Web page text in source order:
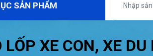
SẢN PHẨM
LỐP XE CON, XE